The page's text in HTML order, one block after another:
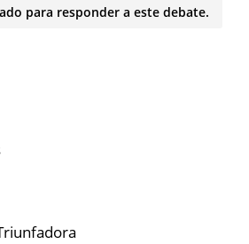
para responder a este debate.